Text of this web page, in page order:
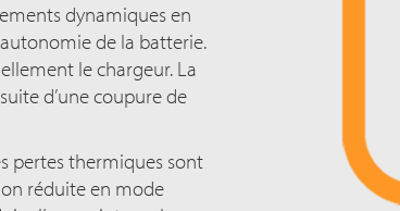
dynamiques en
de la batterie.
le chargeur. La
d’une coupure de
pertes thermiques sont
réduite en mode